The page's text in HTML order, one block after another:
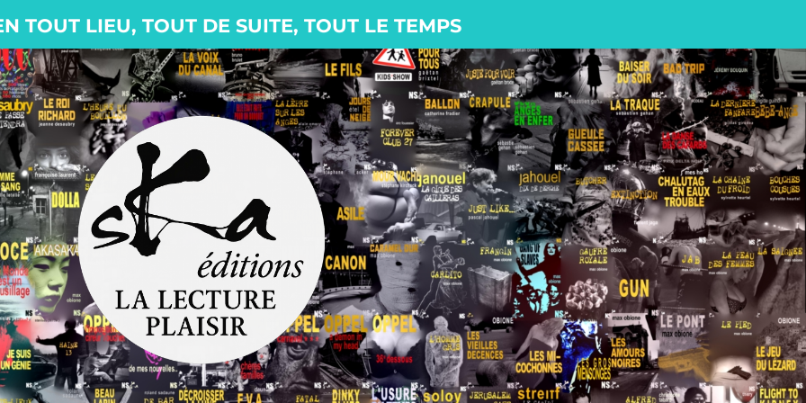
TOUT LIEU, TOUT DE SUITE, TOUT LE TEMPS